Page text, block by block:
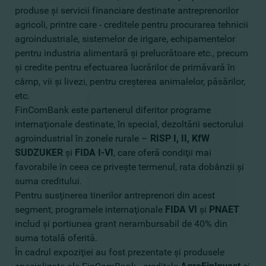
produse şi servicii financiare destinate antreprenorilor
agricoli, printre care - creditele pentru procurarea tehnicii
agroindustriale, sistemelor de irigare, echipamentelor
pentru industria alimentară şi prelucrătoare etc., precum
şi credite pentru efectuarea lucrărilor de primăvară în
câmp, vii şi livezi, pentru creşterea animalelor, păsărilor,
etc.
FinComBank este partenerul diferitor programe
internaţionale destinate, în special, dezoltării sectorului
agroindustrial în zonele rurale – RISP I, II, KfW
SUDZUKER şi FIDA I-VI, care oferă condiţii mai
favorabile în ceea ce priveşte termenul, rata dobânzii şi
suma creditului.
Pentru susţinerea tinerilor antreprenori din acest
segment, programele internaţionale FIDA VI şi PNAET
includ şi portiunea grant nerambursabil de 40% din
suma totală oferită.
În cadrul expoziţiei au fost prezentate şi produsele